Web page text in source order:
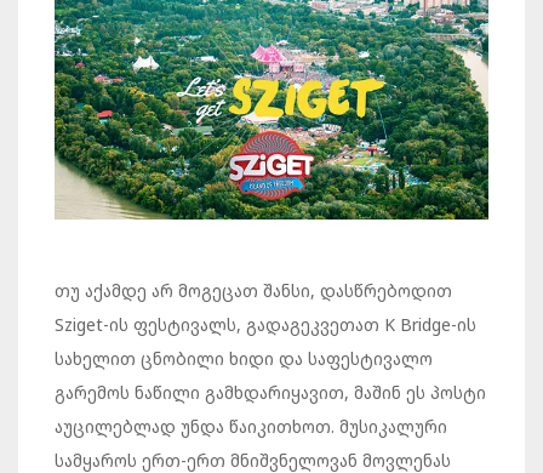
თუ აქამდე არ მოგეცათ შანსი, დასწრებოდით
Sziget-ის ფესტივალს, გადაგეკვეთათ K Bridge-ის
სახელით ცნობილი ხიდი და საფესტივალო
გარემოს ნაწილი გამხდარიყავით, მაშინ ეს პოსტი
აუცილებლად უნდა წაიკითხოთ. მუსიკალური
სამყაროს ერთ-ერთ მნიშვნელოვან მოვლენას